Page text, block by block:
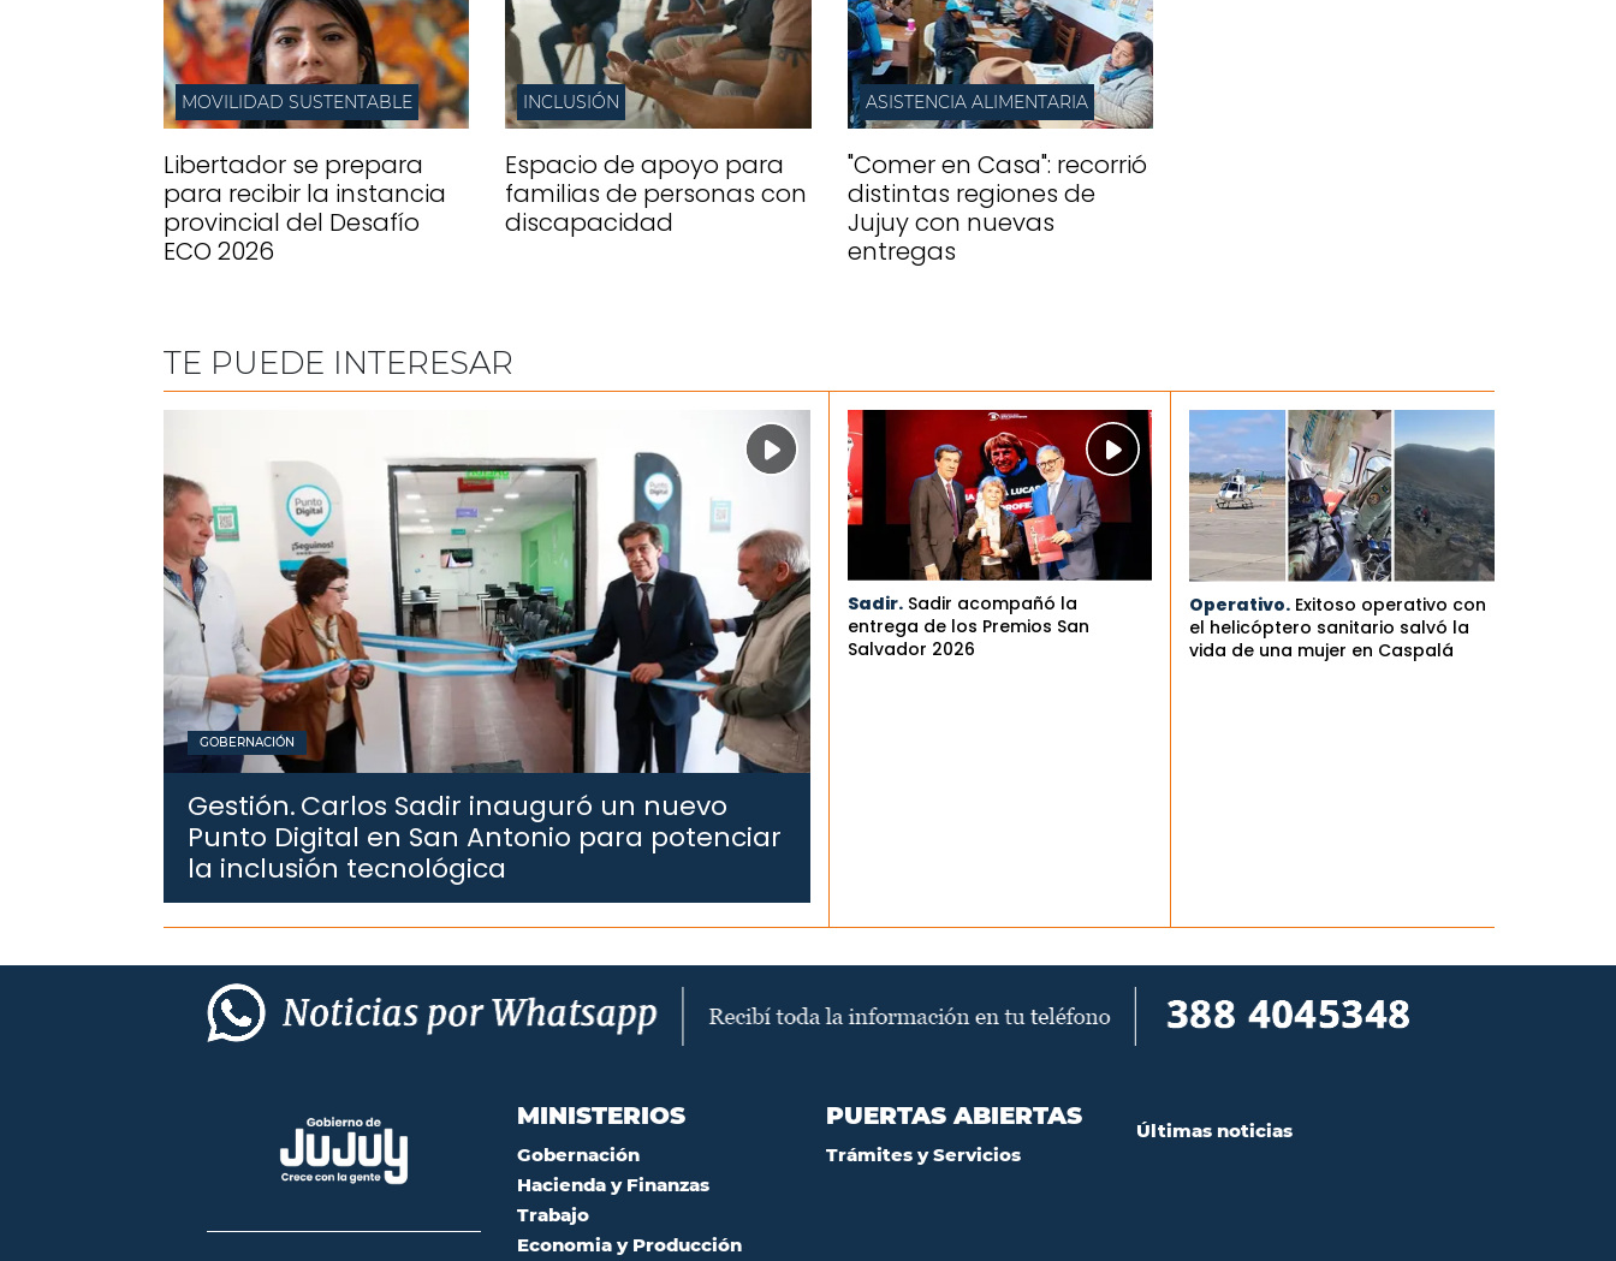
MOVILIDAD SUSTENTABLE
Libertador se prepara
para recibir la instancia
provincial del Desafío
ECO 2026
INCLUSIÓN
Espacio de apoyo para
familias de personas con
discapacidad
ASISTENCIA ALIMENTARIA
"Comer en Casa": recorrió
distintas regiones de
Jujuy con nuevas
entregas
TE PUEDE INTERESAR
GOBERNACIÓN
Gestión.Carlos Sadir inauguró un nuevo
Punto Digital en San Antonio para potenciar
la inclusión tecnológica
Sadir. Sadir acompañó la
entrega de los Premios San
Salvador 2026
Operativo. Exitoso operativo con
el helicóptero sanitario salvó la
vida de una mujer en Caspalá
MINISTERIOS
Gobernación
Hacienda y Finanzas
Trabajo
Economia y Producción
PUERTAS ABIERTAS
Trámites y Servicios
Últimas noticias